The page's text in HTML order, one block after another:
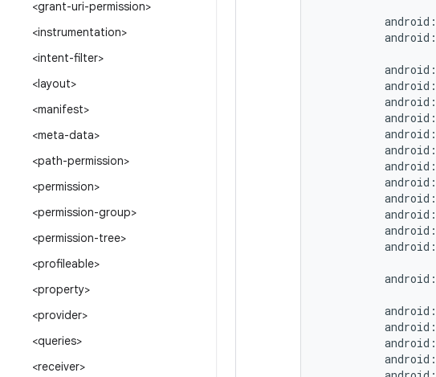
<grant-uri-permission>
<instrumentation>
<intent-filter>
<layout>
<manifest>
<meta-data>
<path-permission>
<permission>
<permission-group>
<permission-tree>
<profileable>
<property>
<provider>
<queries>
<receiver>
android:
android:
android:
android:
android:
android:
android:
android:
android:
android:
android:
android:
android:
android:
android:
android:
android:
android:
android: